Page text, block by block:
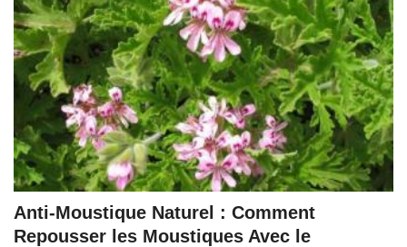
Anti-Moustique Naturel : Comment
Repousser les Moustiques Avec le